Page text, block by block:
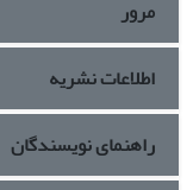
می‌کند و گذار از
مستندسازی می‌کند.
نوآوری‌های اداری،
مرور
اطلاعات نشریه
راهنمای نویسندگان